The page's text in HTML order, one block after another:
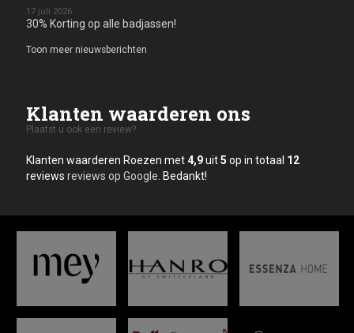
17 juli 2026
30% Korting op alle badjassen!
Toon meer nieuwsberichten
Klanten waarderen ons
Plaatst u ook een review?
Klanten waarderen Roezen met4,9uit5 op in totaal 12
reviews reviews op Google . Bedankt!